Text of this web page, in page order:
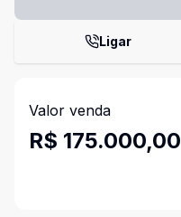
Ligar
Valor venda
R$ 175.000,00